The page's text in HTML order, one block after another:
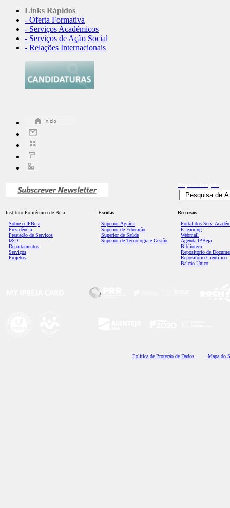
Links Rápidos
- Oferta Formativa
- Serviços Académicos
- Serviços de Ação Social
- Relações Internacionais
Instituto Politécnico de Beja
Sobre o IPBeja
Presidência
Prestação de Serviços
I&D
Departamentos
Serviços
Projetos
Escolas
Superior Agrária
Superior de Educação
Superior de Saúde
Superior de Tecnologia e Gestão
Recursos
Portal dos Serv.
E-learning
Webmail
Agenda IPBeja
Biblioteca
Repositório de
Repositório Científico
Balcão Único
Política de Proteção de Dados Mapa do